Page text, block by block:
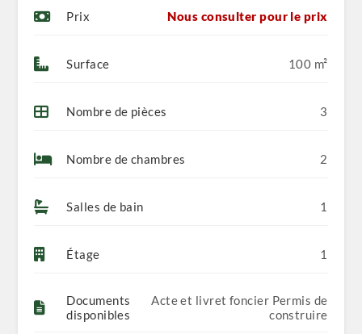
Système de télédistribution centralisé
La Résidence PORTOFINO offre un
Gestion totale de l’immeuble pendant 5 ans après la
Assurance tous risques (SAA) incluse pendant 5 ans
Tous les appartements sont dotés d’un système
Le contrôle de l’éclairage
Prix Nous consulter pour le prix
Surface 100 m²
Nombre de pièces 3
Nombre de chambres 2
Salles de bain 1
Étage 1
Documents
disponibles
Acte et livret foncier Permis de
construire